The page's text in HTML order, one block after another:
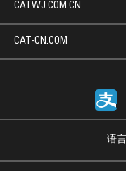
CATWJ.COM.CN
CAT-CN.COM
语言